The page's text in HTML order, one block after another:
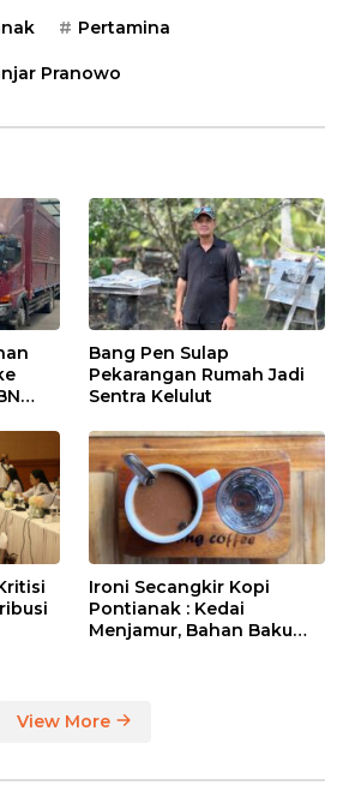
Pertamina
Pranowo
Bang Pen Sulap
Pekarangan Rumah Jadi
Sentra Kelulut
Ironi Secangkir Kopi
Pontianak : Kedai
Menjamur, Bahan Baku
View More